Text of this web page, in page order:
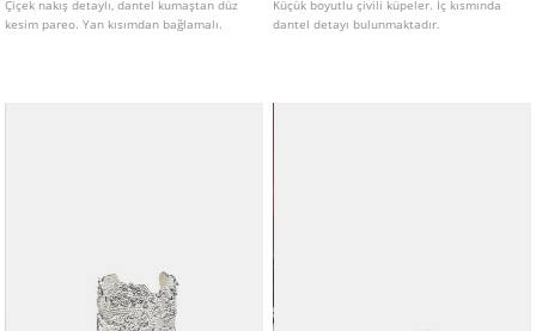
Çiçek nakış detaylı, dantel kumaştan düz
kesim pareo. Yan kısımdan bağlamalı.
Küçük boyutlu çivili küpeler. İç kısmında
dantel detayı bulunmaktadır.